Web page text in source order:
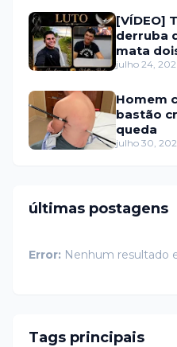
[VÍDEO]
derruba
mata
julho 24,
Homem
bastão
queda
julho 30,
últimas postagens
Error: Nenhum resultado
Tags principais